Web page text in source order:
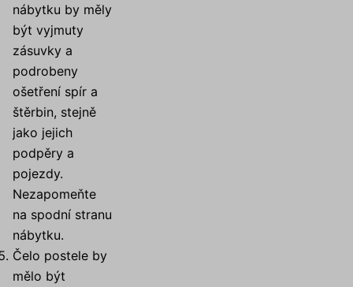
nábytku by měly
být vyjmuty
zásuvky a
podrobeny
ošetření spír a
štěrbin, stejně
jako jejich
podpěry a
pojezdy.
Nezapomeňte
na spodní stranu
nábytku.
Čelo postele by
mělo být